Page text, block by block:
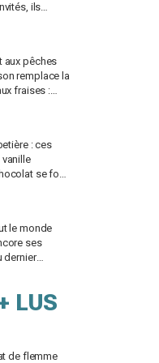
ils
la recette
aux pêches
remplace la
fraises :
s'écrouler
: ces
se font
ce geste
le monde
ses
dernier
LUS
de flemme